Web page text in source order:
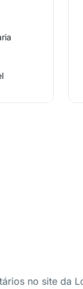
no site da